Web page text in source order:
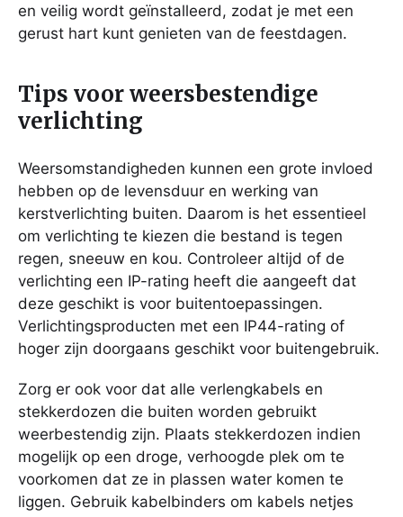
en veilig wordt geïnstalleerd, zodat je met een
gerust hart kunt genieten van de feestdagen.
Tips voor weersbestendige
verlichting
Weersomstandigheden kunnen een grote invloed
hebben op de levensduur en werking van
kerstverlichting buiten. Daarom is het essentieel
om verlichting te kiezen die bestand is tegen
regen, sneeuw en kou. Controleer altijd of de
verlichting een IP-rating heeft die aangeeft dat
deze geschikt is voor buitentoepassingen.
Verlichtingsproducten met een IP44-rating of
hoger zijn doorgaans geschikt voor buitengebruik.
Zorg er ook voor dat alle verlengkabels en
stekkerdozen die buiten worden gebruikt
weerbestendig zijn. Plaats stekkerdozen indien
mogelijk op een droge, verhoogde plek om te
voorkomen dat ze in plassen water komen te
liggen. Gebruik kabelbinders om kabels netjes